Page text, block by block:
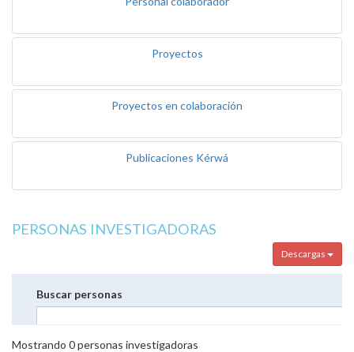
Proyectos
Proyectos en colaboración
Publicaciones Kérwá
PERSONAS INVESTIGADORAS
Descargas
Buscar personas
Mostrando 0personas investigadoras